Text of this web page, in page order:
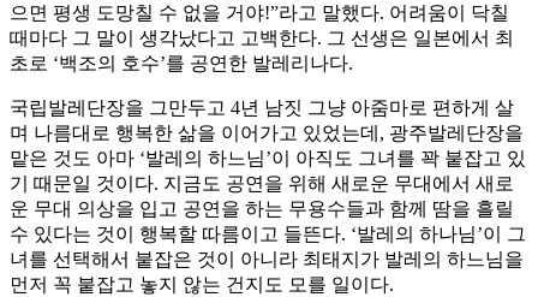
으면 평생 도망칠 수 없을 거야!”라고 말했다. 어려움이 닥칠
때마다 그 말이 생각났다고 고백한다. 그 선생은 일본에서 최
초로 ‘백조의 호수’를 공연한 발레리나다.
국립발레단장을 그만두고 4년 남짓 그냥 아줌마로 편하게 살
며 나름대로 행복한 삶을 이어가고 있었는데, 광주발레단장을
맡은 것도 아마 ‘발레의 하느님’이 아직도 그녀를 꽉 붙잡고 있
기 때문일 것이다. 지금도 공연을 위해 새로운 무대에서 새로
운 무대 의상을 입고 공연을 하는 무용수들과 함께 땀을 흘릴
수 있다는 것이 행복할 따름이고 들뜬다. ‘발레의 하나님’이 그
녀를 선택해서 붙잡은 것이 아니라 최태지가 발레의 하느님을
먼저 꼭 붙잡고 놓지 않는 건지도 모를 일이다.